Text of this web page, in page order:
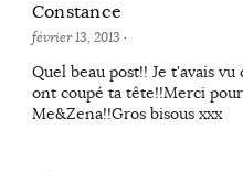
Constance
février 13, 2013 ·
Quel beau post!! Je t'avais
ont coupé ta tête!!Merci
Me&Zena!!Gros bisous xxx